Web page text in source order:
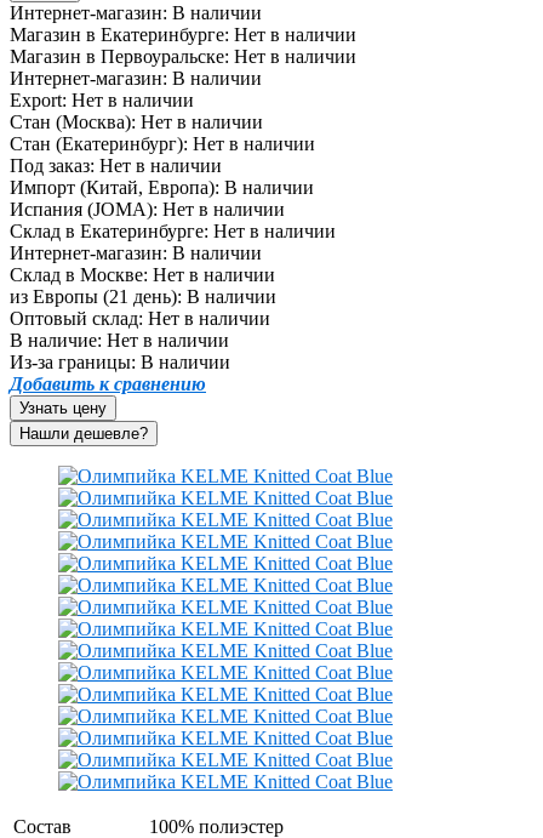
Интернет-магазин: В наличии
Магазин в Екатеринбурге: Нет в наличии
Магазин в Первоуральске: Нет в наличии
Интернет-магазин: В наличии
Export: Нет в наличии
Стан (Москва): Нет в наличии
Стан (Екатеринбург): Нет в наличии
Под заказ: Нет в наличии
Импорт (Китай, Европа): В наличии
Испания (JOMA): Нет в наличии
Склад в Екатеринбурге: Нет в наличии
Интернет-магазин: В наличии
Склад в Москве: Нет в наличии
из Европы (21 день): В наличии
Оптовый склад: Нет в наличии
В наличие: Нет в наличии
Из-за границы: В наличии
Добавить к сравнению
Узнать цену
Состав
100% полиэстер